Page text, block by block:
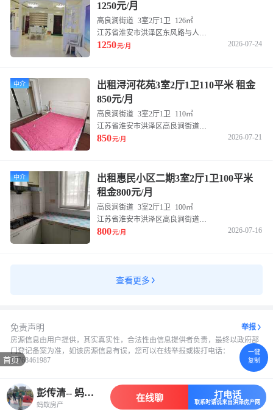
1250元/月
高良涧街道 3室2厅1卫
126㎡
江苏省淮安市洪泽区东风路与人民路交叉路口往东北约70米
1250元/月 2026-07-24
中介
出租浔河花苑3室2厅1卫110平米 租金
850元/月
高良涧街道 3室2厅1卫
110㎡
江苏省淮安市洪泽区高良涧街道人民南路6号
850元/月 2026-07-21
中介
出租惠民小区二期3室2厅1卫100平米
租金800元/月
高良涧街道 3室2厅1卫
100㎡
江苏省淮安市洪泽区高良涧街道东风路与幸福大道交叉路口往东南约260米惠民家园西区
800元/月 2026-07-16
查看更多
免责声明
举报
房源信息由用户提供，其实真实性，合法性由信息提供者负责，最终以政府部
门登记备案为准，如该房源信息有误，您可以在线举报或拨打电话：
17768461987
首页
彭传清-- 蚂蚁房产
蚂蚁房产
在线聊 打电话
联系时请说来自洪泽房产网
一键
复制